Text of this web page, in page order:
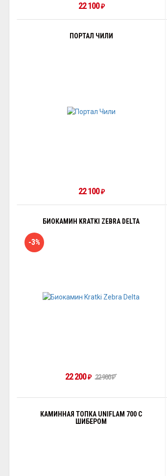
22 100 ₽
ПОРТАЛ ЧИЛИ
22 100 ₽
БИОКАМИН KRATKI ZEBRA DELTA
-3%
22 200 ₽ 22 900₽
КАМИННАЯ ТОПКА UNIFLAM 700 С
ШИБЕРОМ